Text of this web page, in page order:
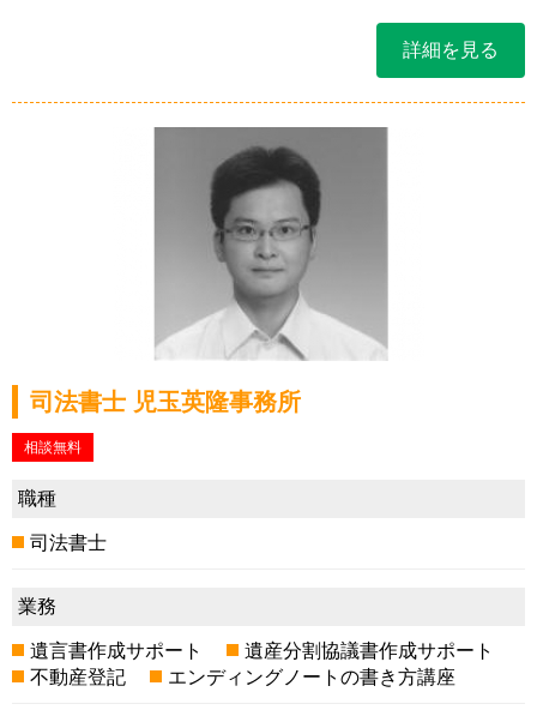
詳細を見る
司法書士 児玉英隆事務所
相談無料
職種
司法書士
業務
遺言書作成サポート
遺産分割協議書作成サポート
不動産登記
エンディングノートの書き方講座